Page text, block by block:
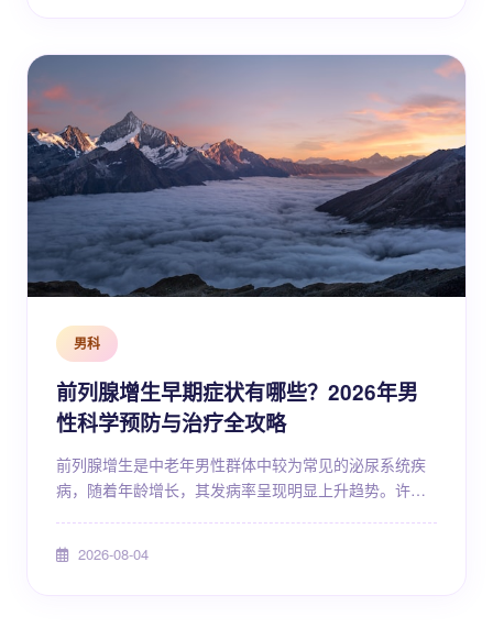
认知，做出合理的就医决策。 前列腺增生是什么 前列腺
增生，医学上称...
男科
前列腺增生早期症状有哪些？2026年男
性科学预防与治疗全攻略
前列腺增生是中老年男性群体中较为常见的泌尿系统疾
病，随着年龄增长，其发病率呈现明显上升趋势。许多
增生的早期表现、掌握科学的预防方法以及熟悉当前主
2026-08-04